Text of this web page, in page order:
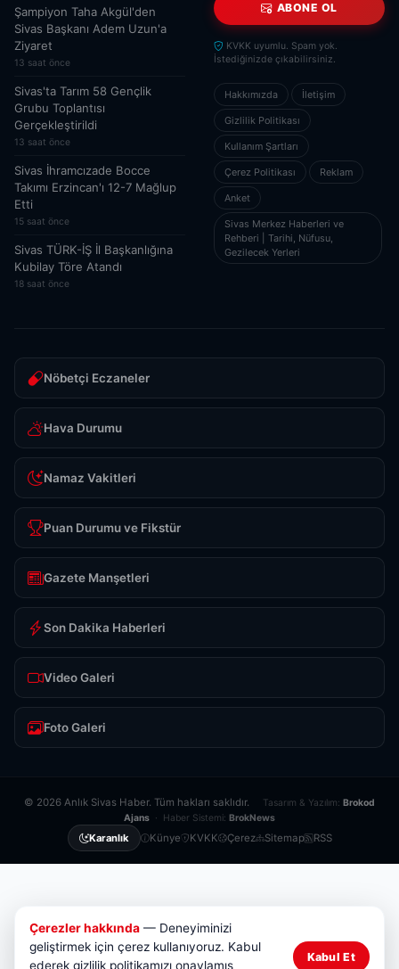
Şampiyon Taha Akgül'den
Sivas Başkanı Adem Uzun'a
Ziyaret
13 saat önce
Sivas'ta Tarım 58 Gençlik
Grubu Toplantısı
Gerçekleştirildi
13 saat önce
Sivas İhramcızade Bocce
Takımı Erzincan'ı 12-7 Mağlup
Etti
15 saat önce
Sivas TÜRK-İŞ İl Başkanlığına
Kubilay Töre Atandı
18 saat önce
ABONE OL
KVKK uyumlu. Spam yok.
İstediğinizde çıkabilirsiniz.
Hakkımızda İletişim
Gizlilik Politikası
Kullanım Şartları
Çerez Politikası Reklam
Anket
Sivas Merkez Haberleri ve
Rehberi | Tarihi, Nüfusu,
Gezilecek Yerleri
Nöbetçi Eczaneler
Hava Durumu
Namaz Vakitleri
Puan Durumu ve Fikstür
Gazete Manşetleri
Son Dakika Haberleri
Video Galeri
Foto Galeri
© 2026 Anlık Sivas Haber. Tüm hakları saklıdır. Tasarım & Yazılım: Brokod
Ajans · Haber Sistemi: BrokNews
Karanlık Künye KVKK Çerez Sitemap RSS
Çerezler hakkında — Deneyiminizi
geliştirmek için çerez kullanıyoruz. Kabul
ederek gizlilik politikamızı onaylamış
Kabul Et